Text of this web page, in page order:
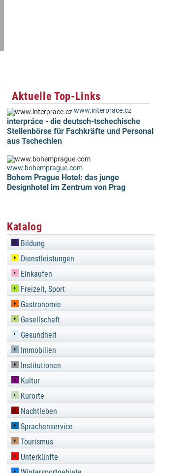
Aktuelle Top-Links
www.interprace.cz
interpráce - die deutsch-tschechische
Stellenbörse für Fachkräfte und Personal
aus Tschechien
www.bohemprague.com
Bohem Prague Hotel: das junge
Designhotel im Zentrum von Prag
Katalog
Bildung
Dienstleistungen
Einkaufen
Freizeit, Sport
Gastronomie
Gesellschaft
Gesundheit
Immobilien
Institutionen
Kultur
Kurorte
Nachtleben
Sprachenservice
Tourismus
Unterkünfte